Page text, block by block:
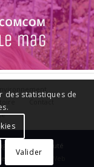
Contact
- Communauté
:
des statistiques de
Valider